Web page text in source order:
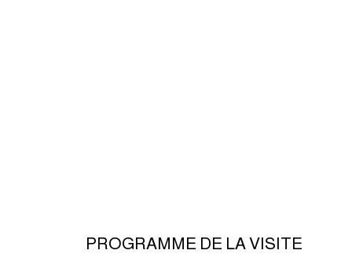
PROGRAMME DE LA VISITE